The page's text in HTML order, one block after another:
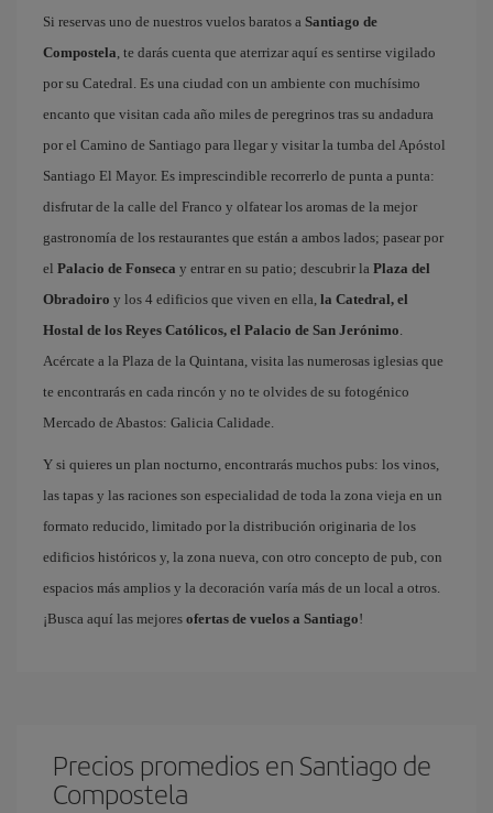
Si reservas uno de nuestros vuelos baratos a Santiago de
Compostela, te darás cuenta que aterrizar aquí es sentirse vigilado
por su Catedral. Es una ciudad con un ambiente con muchísimo
encanto que visitan cada año miles de peregrinos tras su andadura
por el Camino de Santiago para llegar y visitar la tumba del Apóstol
Santiago El Mayor. Es imprescindible recorrerlo de punta a punta:
disfrutar de la calle del Franco y olfatear los aromas de la mejor
gastronomía de los restaurantes que están a ambos lados; pasear por
el Palacio de Fonseca y entrar en su patio; descubrir la Plaza del
Obradoiro y los 4 edificios que viven en ella, la Catedral, el
Hostal de los Reyes Católicos, el Palacio de San Jerónimo.
Acércate a la Plaza de la Quintana, visita las numerosas iglesias que
te encontrarás en cada rincón y no te olvides de su fotogénico
Mercado de Abastos: Galicia Calidade.
Y si quieres un plan nocturno, encontrarás muchos pubs: los vinos,
las tapas y las raciones son especialidad de toda la zona vieja en un
formato reducido, limitado por la distribución originaria de los
edificios históricos y, la zona nueva, con otro concepto de pub, con
espacios más amplios y la decoración varía más de un local a otros.
¡Busca aquí las mejores ofertas de vuelos a Santiago!
Precios promedios en Santiago de
Compostela